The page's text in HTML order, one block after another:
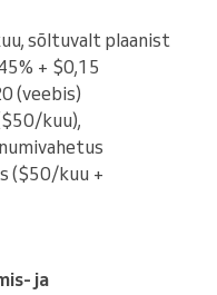
sõltuvalt plaanist
+ $0,15
(veebis)
kuu),
($50/kuu +
ja